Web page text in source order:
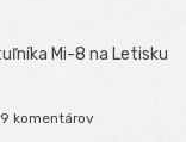
Mi-8 na Letisku
komentárov